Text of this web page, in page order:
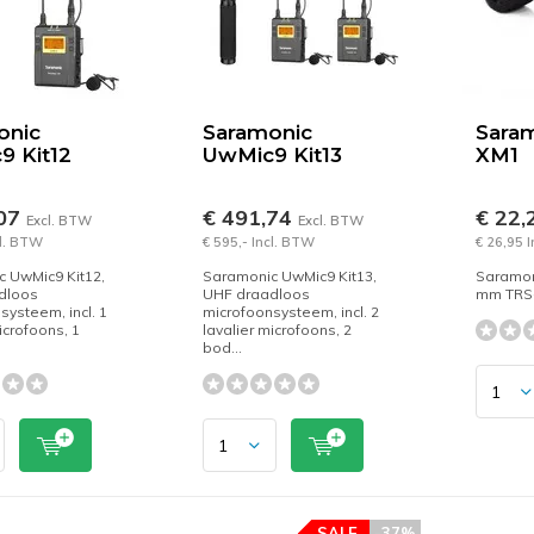
Kit12
Excl. BTW
BTW
UwMic9 Kit12,
incl. 1
1
Saramonic
UwMic9 Kit13
€ 491,74 Excl. BTW
€ 595,- Incl. BTW
Saramonic UwMic9 Kit13,
UHF draadloos
microfoonsysteem, incl. 2
lavalier microfoons, 2
bod...
XM1
€
€ 26,95
mm